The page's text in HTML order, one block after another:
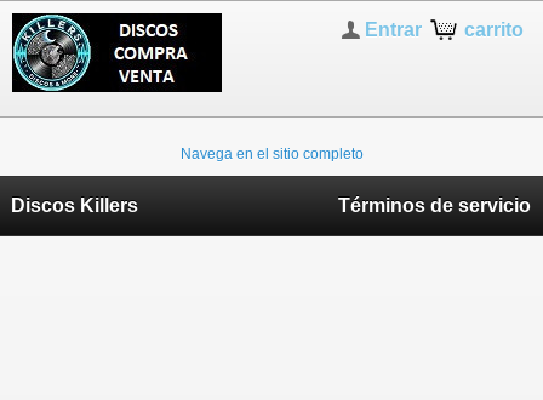
carrito
Entrar
Navega en el sitio completo
Discos Killers Términos de servicio